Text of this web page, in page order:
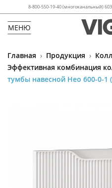
8-800-550-19-40 (многоканальный)
МЕНЮ
Главная › Продукция ›
Эффективная комбинация
тумбы навесной Нео 600-0-1